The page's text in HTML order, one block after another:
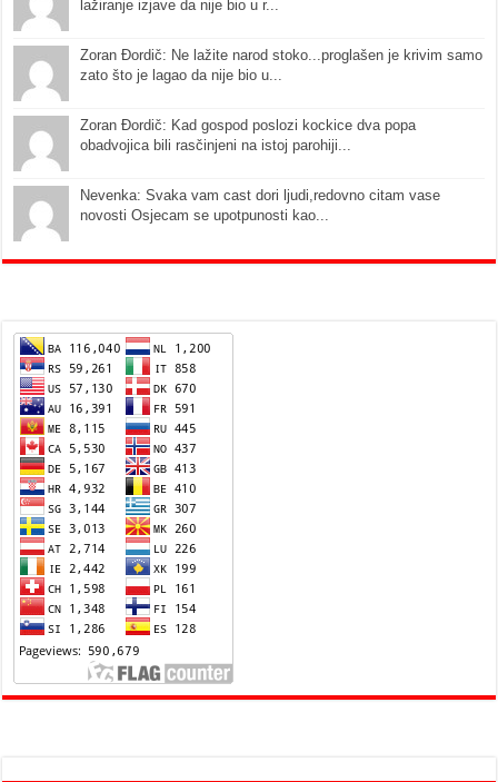
lažiranje izjave da nije bio u r...
Zoran Đordič: Ne lažite narod stoko...proglašen je krivim samo
zato što je lagao da nije bio u...
Zoran Đordič: Kad gospod poslozi kockice dva popa
obadvojica bili rasčinjeni na istoj parohiji...
Nevenka: Svaka vam cast dori ljudi,redovno citam vase
novosti Osjecam se upotpunosti kao...